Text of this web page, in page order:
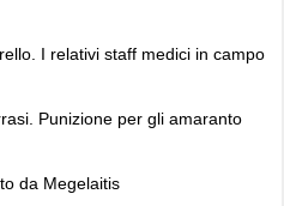
I relativi staff medici in campo
Punizione per gli amaranto
da Megelaitis